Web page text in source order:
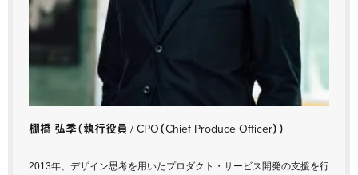
棚橋 弘季（執行役員 / CPO（Chief Produce Officer））
2013年、デザイン思考を用いたプロダクト・サービス開発の支援を行